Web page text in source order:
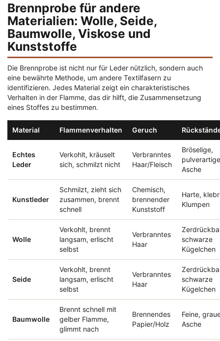
Brennprobe für andere
Materialien: Wolle, Seide,
Baumwolle, Viskose und
Kunststoffe
Die Brennprobe ist nicht nur für Leder nützlich, sondern auch
eine bewährte Methode, um andere Textilfasern zu
identifizieren. Jedes Material zeigt ein charakteristisches
Verhalten in der Flamme, das dir hilft, die Zusammensetzung
eines Stoffes zu bestimmen.
Material Flammenverhalten Geruch
Echtes
Leder
Verkohlt, kräuselt
sich, schmilzt nicht
Verbranntes
Haar/Fleisch
Bröselige,
pulverartige
Asche
Kunstleder
Schmilzt, zieht sich
zusammen, brennt
schnell
Chemisch,
brennender
Kunststoff
Harte,
Klumpen
Wolle
Verkohlt, brennt
langsam, erlischt
selbst
Verbranntes
Haar
schwarze
Kügelchen
Seide
Verkohlt, brennt
langsam, erlischt
selbst
Verbranntes
Haar
schwarze
Kügelchen
Baumwolle
Brennt schnell mit
gelber Flamme,
glimmt nach
Brennendes
Papier/Holz
Feine,
Asche